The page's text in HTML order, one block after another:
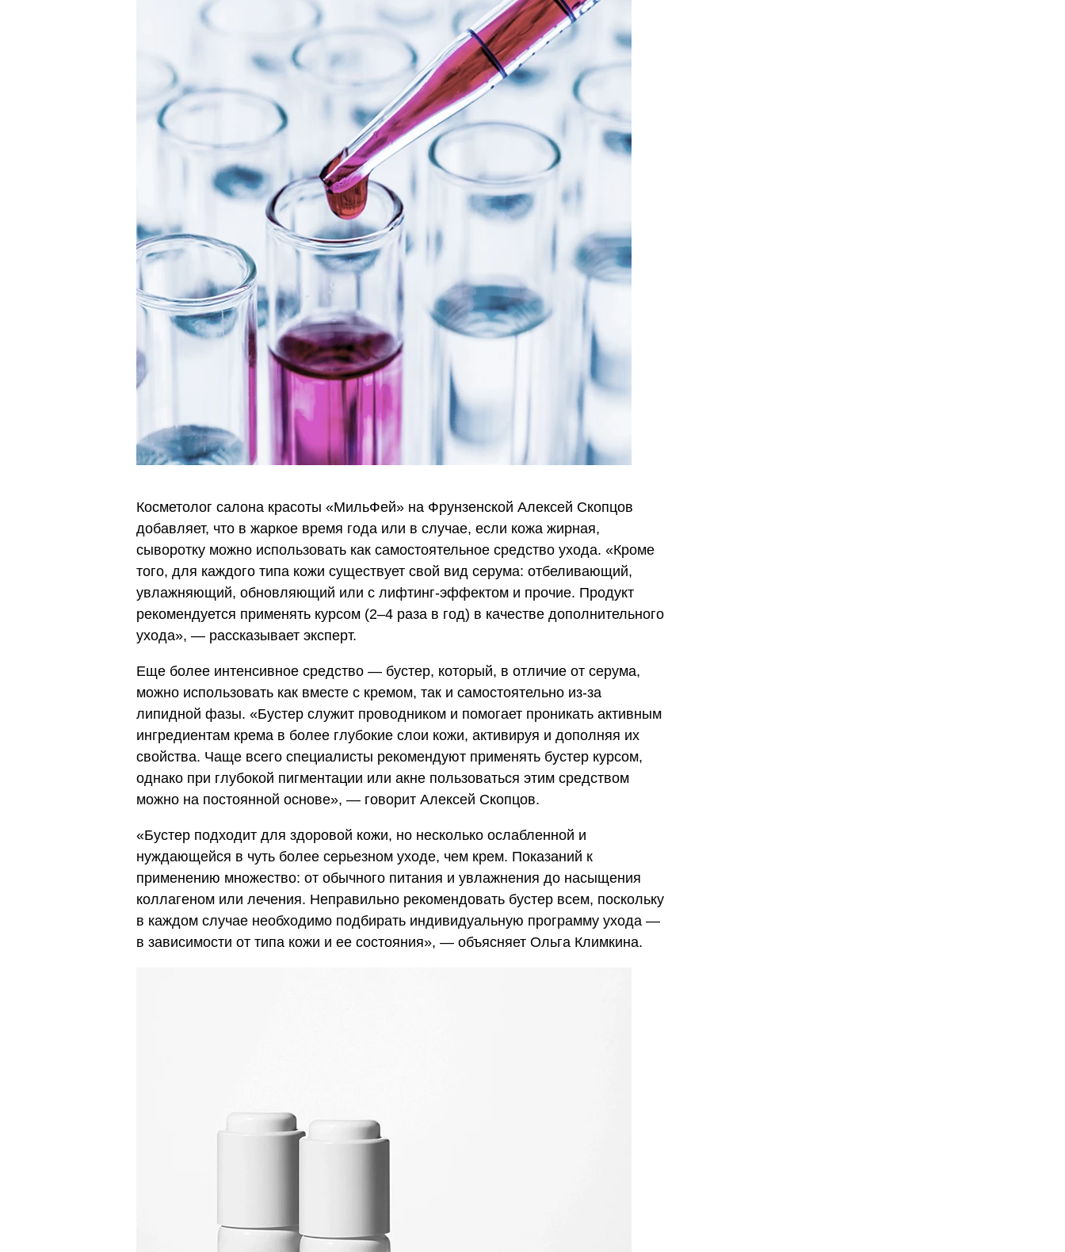
Косметолог салона красоты «МильФей» на Фрунзенской Алексей Скопцов
добавляет, что в жаркое время года или в случае, если кожа жирная,
сыворотку можно использовать как самостоятельное средство ухода. «Кроме
того, для каждого типа кожи существует свой вид серума: отбеливающий,
увлажняющий, обновляющий или с лифтинг-эффектом и прочие. Продукт
рекомендуется применять курсом (2–4 раза в год) в качестве дополнительного
ухода», — рассказывает эксперт.
Еще более интенсивное средство — бустер, который, в отличие от серума,
можно использовать как вместе с кремом, так и самостоятельно из-за
липидной фазы. «Бустер служит проводником и помогает проникать активным
ингредиентам крема в более глубокие слои кожи, активируя и дополняя их
свойства. Чаще всего специалисты рекомендуют применять бустер курсом,
однако при глубокой пигментации или акне пользоваться этим средством
можно на постоянной основе», — говорит Алексей Скопцов.
«Бустер подходит для здоровой кожи, но несколько ослабленной и
нуждающейся в чуть более серьезном уходе, чем крем. Показаний к
применению множество: от обычного питания и увлажнения до насыщения
коллагеном или лечения. Неправильно рекомендовать бустер всем, поскольку
в каждом случае необходимо подбирать индивидуальную программу ухода —
в зависимости от типа кожи и ее состояния», — объясняет Ольга Климкина.